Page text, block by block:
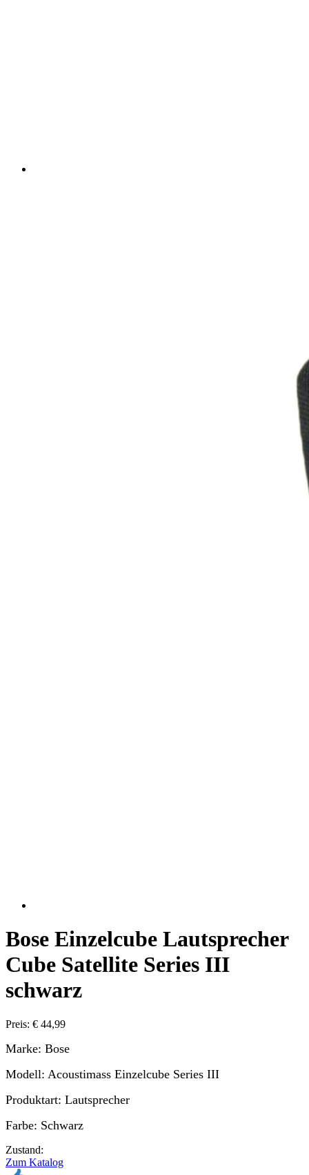
Bose Einzelcube Lautsprecher
Cube Satellite Series III
schwarz
Preis: € 44,99
Marke: Bose
Modell: Acoustimass Einzelcube Series III
Produktart: Lautsprecher
Farbe: Schwarz
Zustand:
Zum Katalog